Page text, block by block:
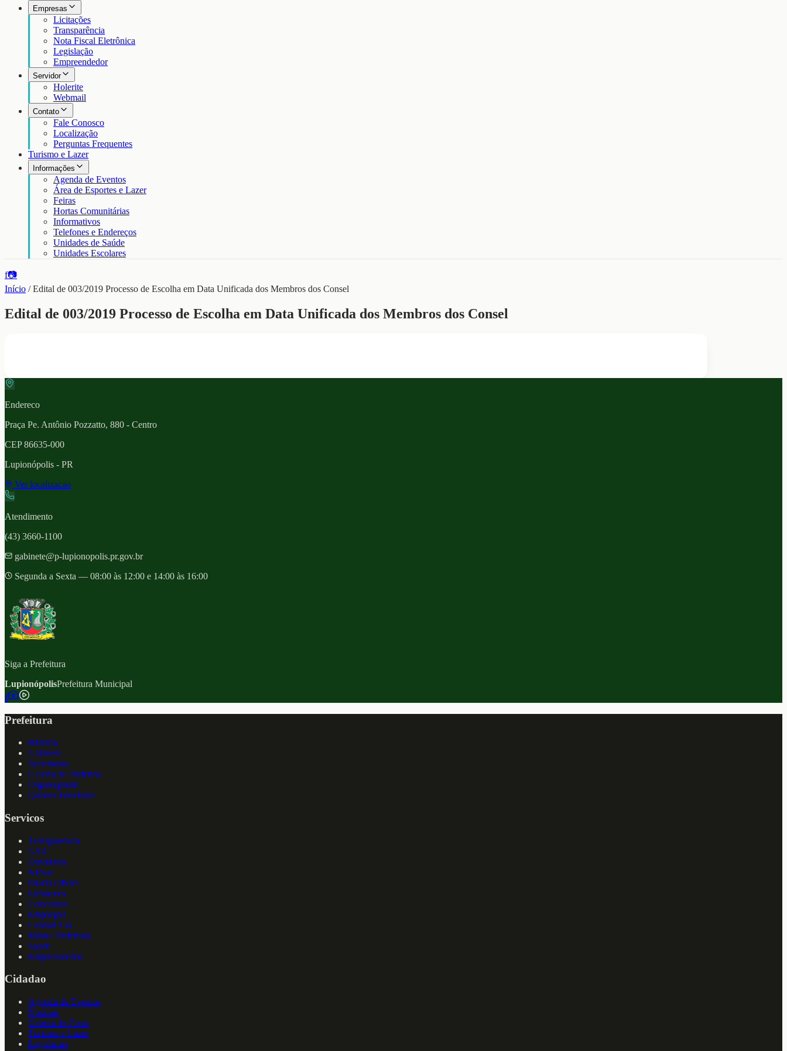
Empresas
Licitações
Transparência
Nota Fiscal Eletrônica
Legislação
Empreendedor
Servidor
Holerite
Webmail
Contato
Fale Conosco
Localização
Perguntas Frequentes
Turismo e Lazer
Informações
Agenda de Eventos
Área de Esportes e Lazer
Feiras
Hortas Comunitárias
Informativos
Telefones e Endereços
Unidades de Saúde
Unidades Escolares
f📷
Início /Edital de 003/2019 Processo de Escolha em Data Unificada dos Membros dos Consel
Edital de 003/2019 Processo de Escolha em Data Unificada dos Membros dos Consel
Endereco
Praça Pe. Antônio Pozzatto, 880 - Centro
CEP86635-000
Lupionópolis - PR
Ver localizacao
Atendimento
(43) 3660-1100
gabinete@p-lupionopolis.pr.gov.br
Segunda a Sexta — 08:00 às 12:00 e 14:00 às 16:00
Siga a Prefeitura
LupionópolisPrefeitura Municipal
f
Prefeitura
Historia
Gabinete
Secretarias
Galeria de Prefeitos
Organograma
Quadro Funcional
Servicos
Transparencia
e-SIC
Ouvidoria
NFS-e
Diario Oficial
Licitacoes
Concursos
Empregos
Central 156
Minha Prefeitura
Saude
Empreendedor
Cidadao
Agenda de Eventos
Noticias
Galeria de Fotos
Turismo e Lazer
Legislacao